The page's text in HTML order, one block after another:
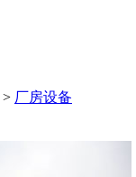
> 厂房设备